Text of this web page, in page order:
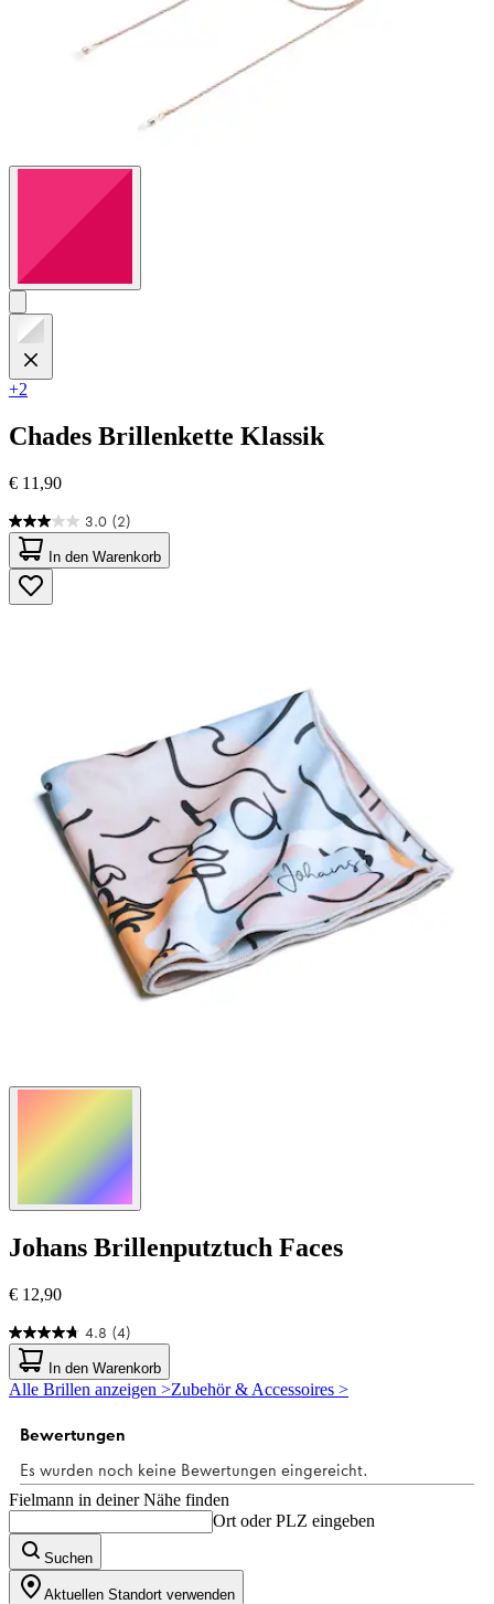
+2
Chades Brillenkette Klassik
€ 11,90
3.0 (2)
3.0
von
5
Sternen.
2
In den Warenkorb
Johans Brillenputztuch Faces
€ 12,90
4.8 (4)
4.8
von
5
Sternen.
Bewertungen
In den Warenkorb
Alle Brillen anzeigen >Zubehör & Accessoires >
Fielmann in deiner Nähe finden
Ort oder PLZ eingeben
Suchen
Aktuellen Standort verwenden